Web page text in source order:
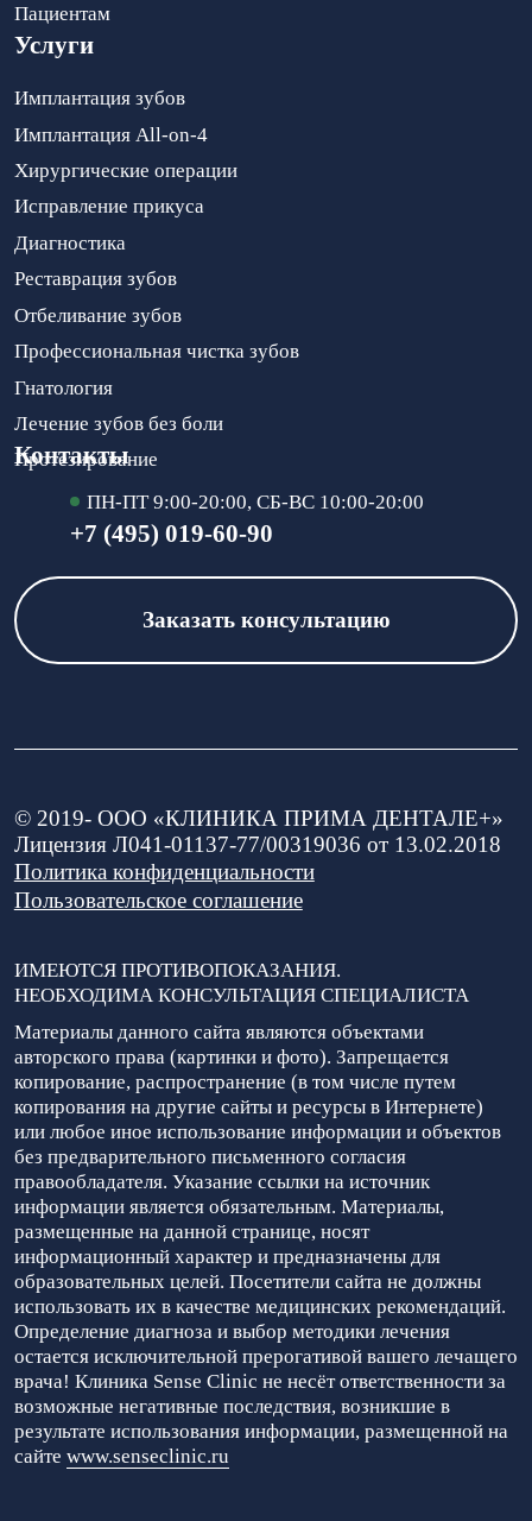
Пациентам
Услуги
Имплантация зубов
Имплантация All-on-4
Хирургические операции
Исправление прикуса
Диагностика
Реставрация зубов
Отбеливание зубов
Профессиональная чистка зубов
Гнатология
Лечение зубов без боли
Протезирование
Контакты
ПН-ПТ 9:00-20:00, СБ-ВС 10:00-20:00
+7 (495) 019-60-90
Заказать консультацию
© 2019-ООО «КЛИНИКА ПРИМА ДЕНТАЛЕ+»
Лицензия Л041-01137-77/00319036 от 13.02.2018
Политика конфиденциальности
Пользовательское соглашение
ИМЕЮТСЯ ПРОТИВОПОКАЗАНИЯ.
НЕОБХОДИМА КОНСУЛЬТАЦИЯ СПЕЦИАЛИСТА
Материалы данного сайта являются объектами
авторского права (картинки и фото). Запрещается
копирование, распространение (в том числе путем
копирования на другие сайты и ресурсы в Интернете)
или любое иное использование информации и объектов
без предварительного письменного согласия
правообладателя. Указание ссылки на источник
информации является обязательным. Материалы,
размещенные на данной странице, носят
информационный характер и предназначены для
образовательных целей. Посетители сайта не должны
использовать их в качестве медицинских рекомендаций.
Определение диагноза и выбор методики лечения
остается исключительной прерогативой вашего лечащего
врача! Клиника Sense Clinic не несёт ответственности за
возможные негативные последствия, возникшие в
результате использования информации, размещенной на
сайте www.senseclinic.ru